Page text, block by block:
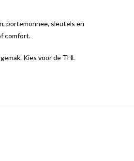
portemonnee, sleutels en
comfort.
Kies voor de THL